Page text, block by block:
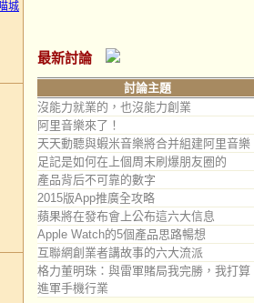
最新討論
討論主題
沒能力就業的，也沒能力創業
阿里音樂來了！
天天動聽與蝦米音樂將合并組建阿里音樂
足記是如何在上個周末刷爆朋友圈的
產品背后不可靠的數字
2015版App推廣全攻略
蘋果將在發布會上公布這六大信息
Apple Watch的5個產品思路暢想
互聯網創業者講故事的六大流派
格力董明珠：與雷軍賭局我完勝，我打算
進軍手機行業